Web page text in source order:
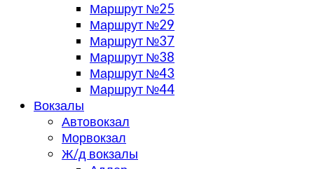
Маршрут №25
Маршрут №29
Маршрут №37
Маршрут №38
Маршрут №43
Маршрут №44
Вокзалы
Автовокзал
Морвокзал
Ж/д вокзалы